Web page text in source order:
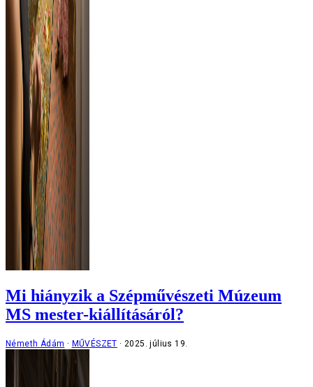
Mi hiányzik a Szépművészeti Múzeum
MS mester-kiállításáról?
Németh Ádám MŰVÉSZET 2025. július 19.